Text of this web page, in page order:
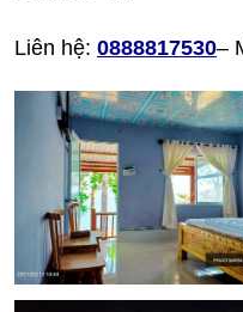
Liên hệ: 0888817530–